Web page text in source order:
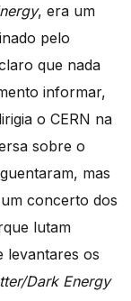
, era um
pelo
que nada
informar,
o CERN na
sobre o
mas
concerto dos
lutam
levantares os
Dark Energy